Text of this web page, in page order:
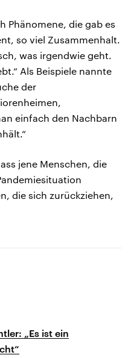
Phänomene, die gab es
so viel Zusammenhalt.
was irgendwie geht.
Als Beispiele nannte
der
einfach den Nachbarn
jene Menschen, die
die sich zurückziehen,
„Es ist ein